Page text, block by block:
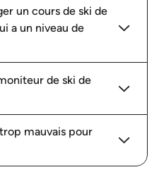
un cours de ski de
a un niveau de
de ski de
mauvais pour